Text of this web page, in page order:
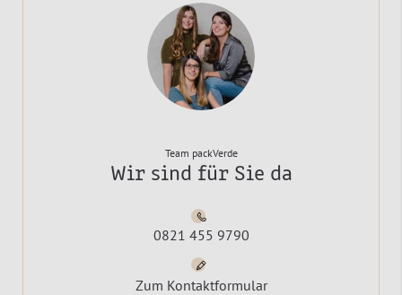
Team packVerde
Wir sind für Sie da
0821 455 9790
Zum Kontaktformular